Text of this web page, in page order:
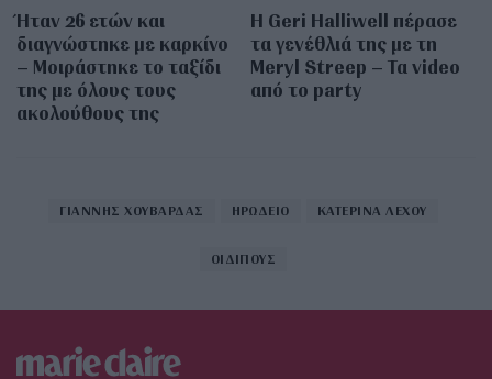
Ήταν 26 ετών και
διαγνώστηκε με καρκίνο
– Μοιράστηκε το ταξίδι
της με όλους τους
ακολούθους της
Η Geri Halliwell πέρασε
τα γενέθλιά της με τη
Meryl Streep – Τα video
από το party
ΓΙΑΝΝΗΣ ΧΟΥΒΑΡΔΑΣ ΗΡΩΔΕΙΟ ΚΑΤΕΡΙΝΑ ΛΕΧΟΥ
ΟΙΔΙΠΟΥΣ